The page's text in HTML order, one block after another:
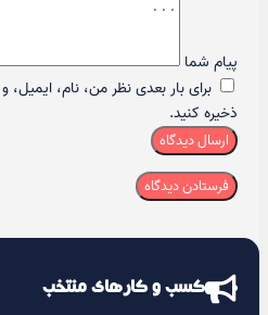
پیام شما
برای بار بعدی نظر من، نام،
ذخیره کنید.
ارسال دیدگاه
کسب و کارهای منتخب